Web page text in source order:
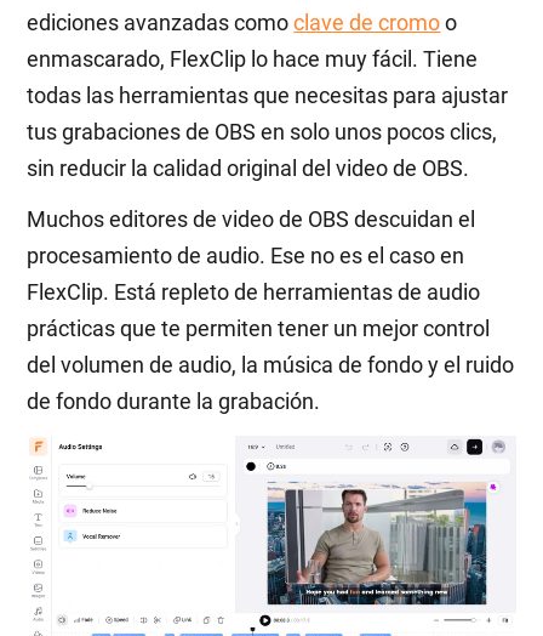
ediciones avanzadas comoclave de cromoo
enmascarado, FlexClip lo hace muy fácil. Tiene
todas las herramientas que necesitas para ajustar
tus grabaciones de OBS en solo unos pocos clics,
sin reducir la calidad original del video de OBS.
Muchos editores de video de OBS descuidan el
procesamiento de audio. Ese no es el caso en
FlexClip. Está repleto de herramientas de audio
prácticas que te permiten tener un mejor control
del volumen de audio, la música de fondo y el ruido
de fondo durante la grabación.